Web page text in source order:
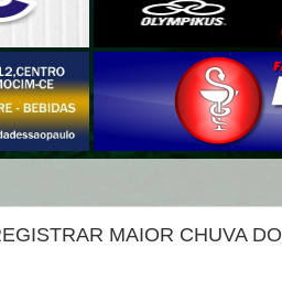
MAIOR CHUVA DO